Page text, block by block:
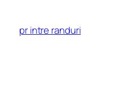
content
pr intre randuri